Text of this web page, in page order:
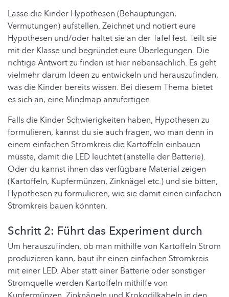
Lasse die Kinder Hypothesen (Behauptungen,
Vermutungen) aufstellen. Zeichnet und notiert eure
Hypothesen und/oder haltet sie an der Tafel fest. Teilt sie
mit der Klasse und begründet eure Überlegungen. Die
richtige Antwort zu finden ist hier nebensächlich. Es geht
vielmehr darum Ideen zu entwickeln und herauszufinden,
was die Kinder bereits wissen. Bei diesem Thema bietet
es sich an, eine Mindmap anzufertigen.
Falls die Kinder Schwierigkeiten haben, Hypothesen zu
formulieren, kannst du sie auch fragen, wo man denn in
einem einfachen Stromkreis die Kartoffeln einbauen
müsste, damit die LED leuchtet (anstelle der Batterie).
Oder du kannst ihnen das verfügbare Material zeigen
(Kartoffeln, Kupfermünzen, Zinknägel etc.) und sie bitten,
Hypothesen zu formulieren, wie sie damit einen einfachen
Stromkreis bauen könnten.
Schritt 2: Führt das Experiment durch
Um herauszufinden, ob man mithilfe von Kartoffeln Strom
produzieren kann, baut ihr einen einfachen Stromkreis
mit einer LED. Aber statt einer Batterie oder sonstiger
Stromquelle werden Kartoffeln mithilfe von